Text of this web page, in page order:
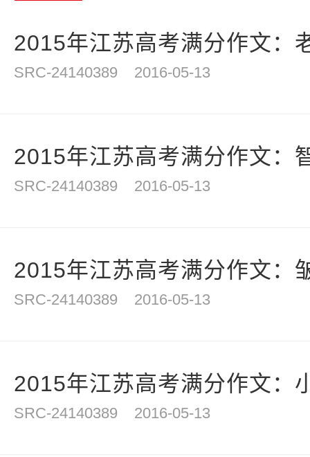
2015年江苏高考满分作文：
SRC-24140389 2016-05-13
2015年江苏高考满分作文：
SRC-24140389 2016-05-13
2015年江苏高考满分作文：
SRC-24140389 2016-05-13
2015年江苏高考满分作文：
SRC-24140389 2016-05-13